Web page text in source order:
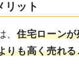
リット
、住宅ローン
りも高く売れ